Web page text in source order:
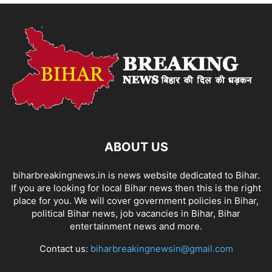
ABOUT US
biharbreakingnews.in is news website dedicated to Bihar.
If you are looking for local Bihar news then this is the right
place for you. We will cover government policies in Bihar,
political Bihar news, job vacancies in Bihar, Bihar
entertainment news and more.
Contact us: biharbreakingnewsin@gmail.com